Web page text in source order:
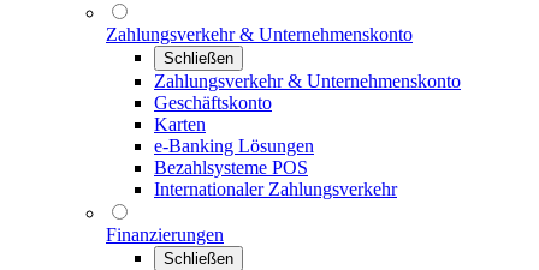
Zahlungsverkehr & Unternehmenskonto
Schließen
Zahlungsverkehr & Unternehmenskonto
Geschäftskonto
Karten
e-Banking Lösungen
Bezahlsysteme POS
Internationaler Zahlungsverkehr
Finanzierungen
Schließen